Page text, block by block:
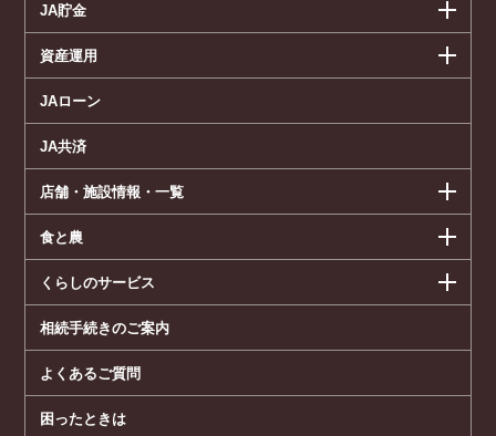
JA貯金
資産運用
JAローン
JA共済
店舗・施設情報・一覧
食と農
くらしのサービス
相続手続きのご案内
よくあるご質問
困ったときは